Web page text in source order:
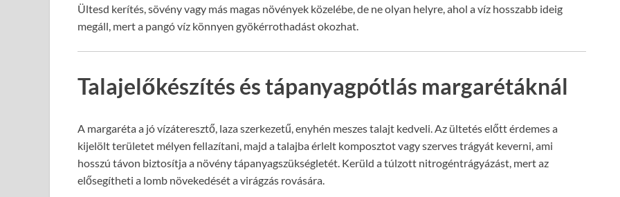
Ültesd kerítés, sövény vagy más magas növények közelébe, de ne olyan helyre, ahol a víz hosszabb ideig
megáll, mert a pangó víz könnyen gyökérrothadást okozhat.
Talajelőkészítés és tápanyagpótlás margarétáknál
A margaréta a jó vízáteresztő, laza szerkezetű, enyhén meszes talajt kedveli. Az ültetés előtt érdemes a
kijelölt területet mélyen fellazítani, majd a talajba érlelt komposztot vagy szerves trágyát keverni, ami
hosszú távon biztosítja a növény tápanyagszükségletét. Kerüld a túlzott nitrogéntrágyázást, mert az
elősegítheti a lomb növekedését a virágzás rovására.